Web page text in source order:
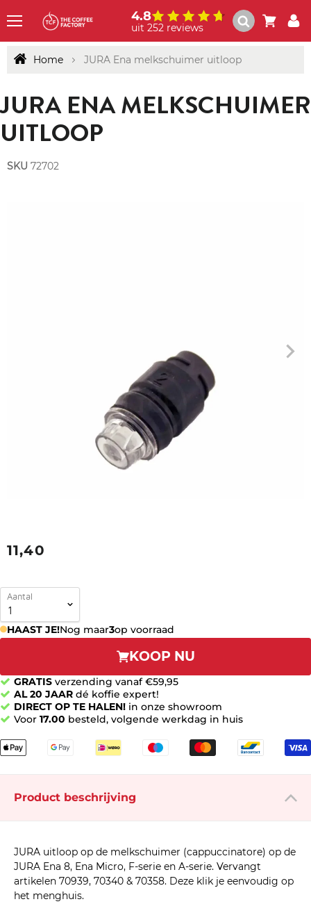
4.8
uit 252 reviews
Home JURA Ena melkschuimer uitloop
JURA ENA MELKSCHUIMER
UITLOOP
SKU 72702
11,40
Aantal
HAAST JE!Nog maar3op voorraad
KOOP NU
GRATIS verzending vanaf €59,95
AL 20 JAAR dé koffie expert!
DIRECT OP TE HALEN! in onze showroom
Voor 17.00 besteld, volgende werkdag in huis
Product beschrijving
JURA uitloop op de melkschuimer (cappuccinatore) op de
JURA Ena 8, Ena Micro, F-serie en A-serie. Vervangt
artikelen 70939, 70340 & 70358. Deze klik je eenvoudig op
het menghuis.